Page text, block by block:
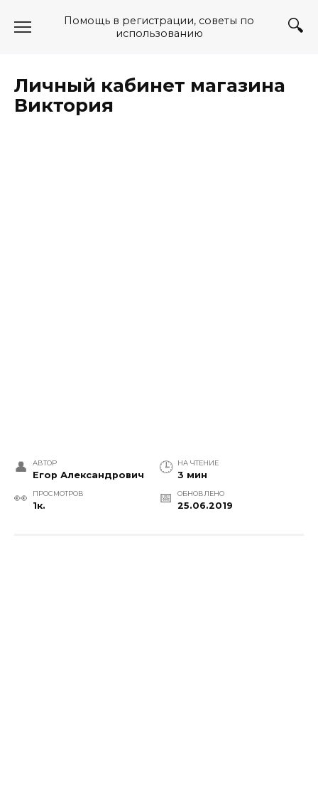
Помощь в регистрации, советы по
использованию
Личный кабинет магазина
Виктория
АВТОР
Егор Александрович
НА ЧТЕНИЕ
3 мин
ПРОСМОТРОВ
1к.
ОБНОВЛЕНО
25.06.2019